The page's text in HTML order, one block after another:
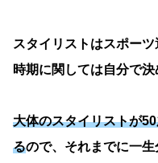
スタイリストはスポー
時期に関しては自分で決
大体のスタイリストが
るので、それまでに一